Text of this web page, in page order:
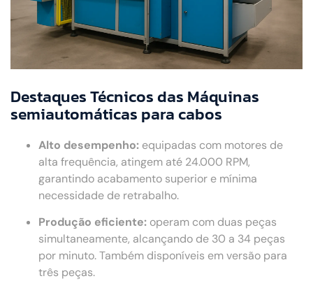
Destaques Técnicos das Máquinas
semiautomáticas para cabos
Alto desempenho: equipadas com motores de
alta frequência, atingem até 24.000 RPM,
garantindo acabamento superior e mínima
necessidade de retrabalho.
Produção eficiente: operam com duas peças
simultaneamente, alcançando de 30 a 34 peças
por minuto. Também disponíveis em versão para
três peças.